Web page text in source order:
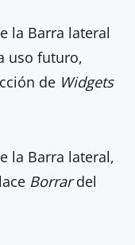
la Barra lateral
uso futuro,
de Widgets
la Barra lateral,
Borrardel